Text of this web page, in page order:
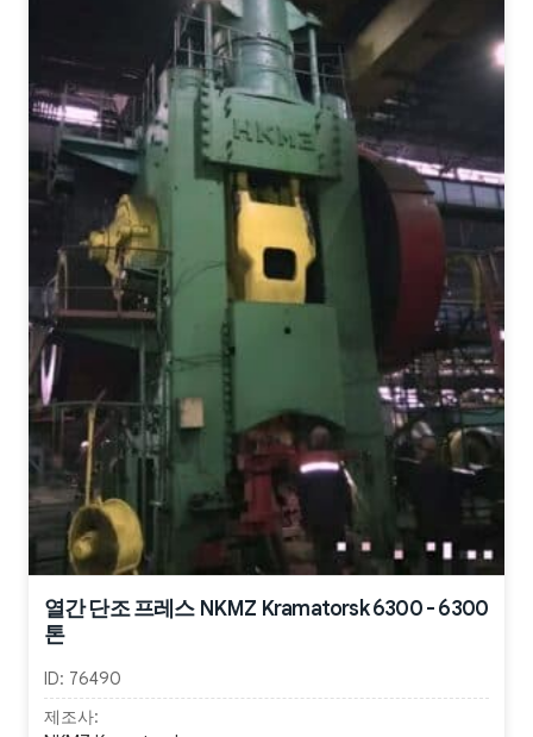
열간 단조 프레스 NKMZ Kramatorsk 6300 - 6300
톤
ID: 76490
제조사: